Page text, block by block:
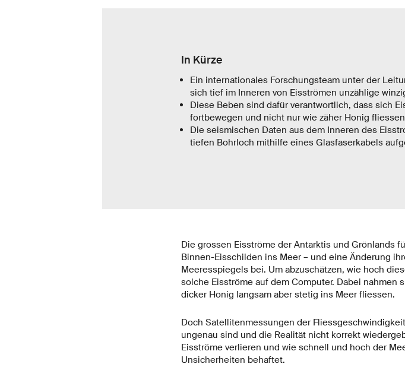
In Kürze
Ein internationales Forschungsteam unter der
sich tief im Inneren von Eisströmen unzählige
Diese Beben sind dafür verantwortlich, dass sich
fortbewegen und nicht nur wie zäher Honig
Die seismischen Daten aus dem Inneren des
tiefen Bohrloch mithilfe eines Glasfaserkabels
Die grossen Eisströme der Antarktis und Grönlands
Binnen-Eisschilden ins Meer – und eine Änderung
Meeresspiegels bei. Um abzuschätzen, wie hoch
solche Eisströme auf dem Computer. Dabei nahmen
dicker Honig langsam aber stetig ins Meer fliessen.
Doch Satellitenmessungen der
ungenau sind und die Realität nicht korrekt
Eisströme verlieren und wie schnell und hoch der
Unsicherheiten behaftet.